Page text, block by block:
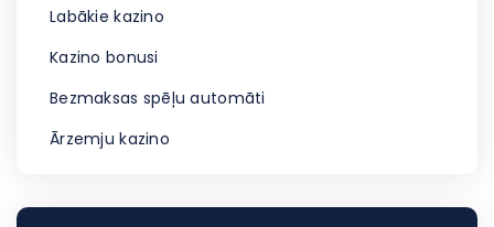
Labākie kazino
Kazino bonusi
Bezmaksas spēļu automāti
Ārzemju kazino